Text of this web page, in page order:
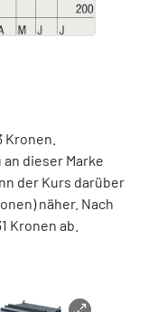
dieser Marke
der Kurs darüber
näher. Nach
Kronen ab.